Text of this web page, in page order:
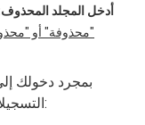
أدخل المجلد
"محذوفة" أو
بمجرد دخولك
التسجيلات التلفزيونية المحذوفة واضحة ومباشرة: